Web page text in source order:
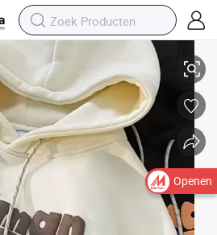
Polyester Heren Pullover Hoodie
Openen